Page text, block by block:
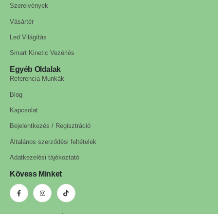
Szerelvények
Vásártér
Led Világítás
Smart Kinetic Vezérlés
Egyéb Oldalak
Referencia Munkák
Blog
Kapcsolat
Bejelentkezés / Regisztráció
Általános szerződési feltételek
Adatkezelési tájékoztató
Kövess Minket